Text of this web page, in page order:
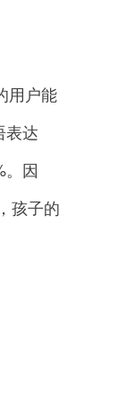
用户能
表达
。因
孩子的